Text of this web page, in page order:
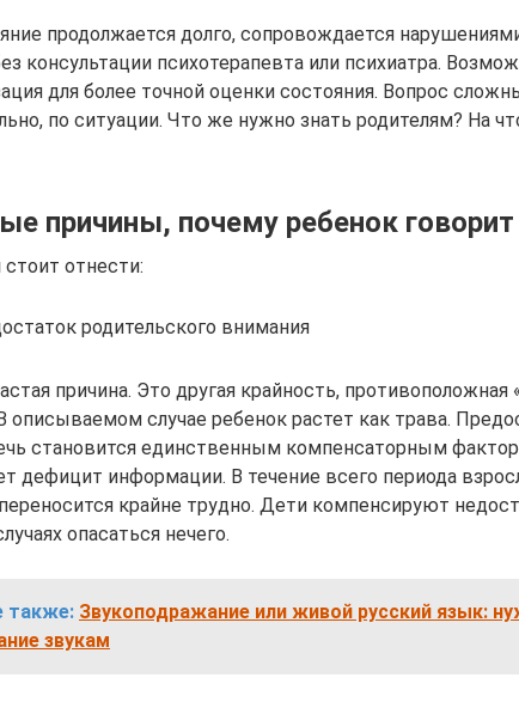
продолжается долго, сопровождается
консультации психотерапевта или психиатра.
для более точной оценки состояния. Вопрос
по ситуации. Что же нужно знать родителям? На
причины, почему ребенок
отнести:
родительского внимания
причина. Это другая крайность,
случае ребенок растет как трава.
становится единственным компенсаторным
дефицит информации. В течение всего периода
крайне трудно. Дети компенсируют
опасаться нечего.
также: Звукоподражание или живой русский язык:
звукам